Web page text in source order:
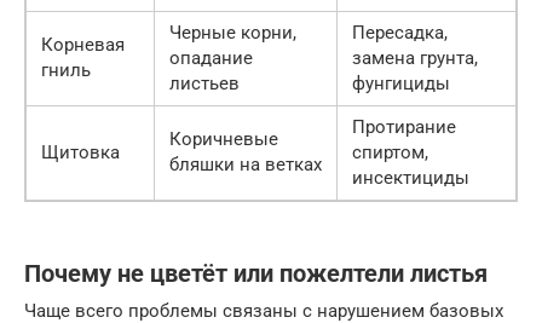
Корневая
гниль
Черные корни,
опадание
листьев
Пересадка,
замена грунта,
фунгициды
Щитовка
Коричневые
бляшки на ветках
Протирание
спиртом,
инсектициды
Почему не цветёт или пожелтели листья
Чаще всего проблемы связаны с нарушением базовых